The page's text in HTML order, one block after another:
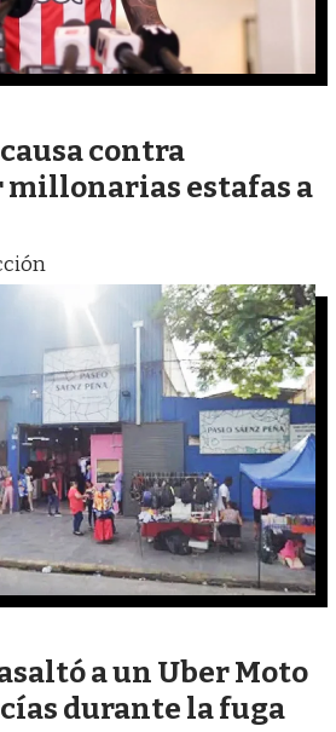
contra
millonarias estafas a
a un Uber Moto
durante la fuga